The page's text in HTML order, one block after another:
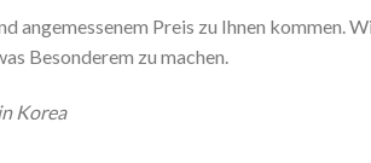
angemessenem Preis zu Ihnen kommen.
Besonderem zu machen.
Korea